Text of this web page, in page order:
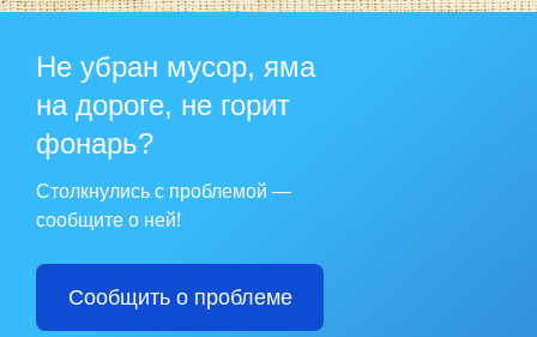
Не убран мусор, яма
на дороге, не горит
фонарь?
Столкнулись с проблемой —
сообщите о ней!
Сообщить о проблеме